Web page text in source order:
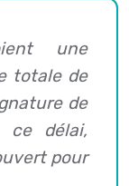
une
totale de
de
ce délai,
pour